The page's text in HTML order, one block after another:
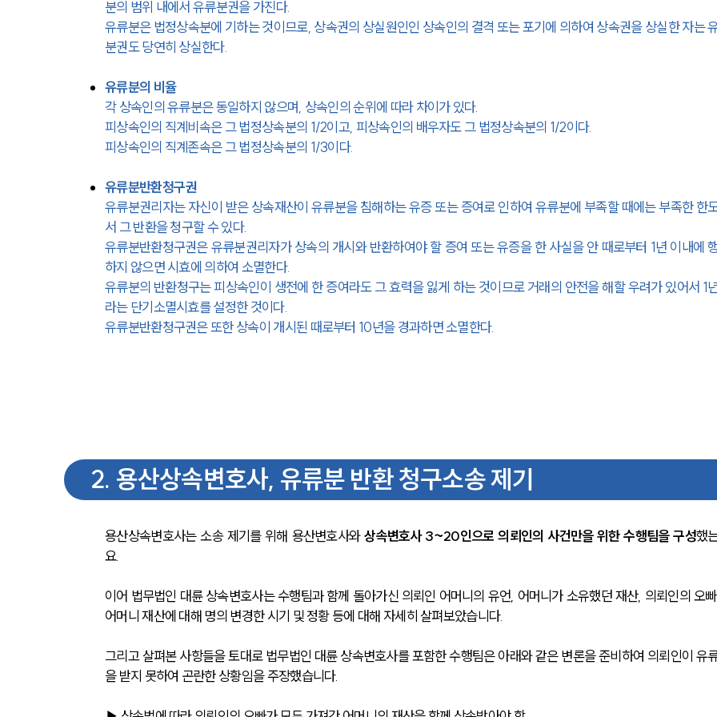
분의 범위 내에서 유류분권을 가진다.
유류분은 법정상속분에 기하는 것이므로, 상속권의 상실원인인 상속인의 결격 또는 포기에 의하여 상속권을 상실한 자는
분권도 당연히 상실한다.
유류분의 비율
각 상속인의 유류분은 동일하지 않으며, 상속인의 순위에 따라 차이가 있다.
피상속인의 직계비속은 그 법정상속분의 1/2이고, 피상속인의 배우자도 그 법정상속분의 1/2이다.
피상속인의 직계존속은 그 법정상속분의 1/3이다.
유류분반환청구권
유류분권리자는 자신이 받은 상속재산이 유류분을 침해하는 유증 또는 증여로 인하여 유류분에 부족할 때에는 부족한 한
서 그 반환을 청구할 수 있다.
유류분반환청구권은 유류분권리자가 상속의 개시와 반환하여야 할 증여 또는 유증을 한 사실을 안 때로부터 1년 이내에
하지 않으면 시효에 의하여 소멸한다.
유류분의 반환청구는 피상속인이 생전에 한 증여라도 그 효력을 잃게 하는 것이므로 거래의 안전을 해할 우려가 있어서 1
라는 단기소멸시효를 설정한 것이다.
유류분반환청구권은 또한 상속이 개시된 때로부터 10년을 경과하면 소멸한다.
2. 용산상속변호사, 유류분 반환 청구소송 제기
용산상속변호사는 소송 제기를 위해 용산변호사와 상속변호사 3~20인으로 의뢰인의 사건만을 위한 수행팀을 구성했
요.
이어 법무법인 대륜 상속변호사는 수행팀과 함께 돌아가신 의뢰인 어머니의 유언, 어머니가 소유했던 재산, 의뢰인의 오
어머니 재산에 대해 명의 변경한 시기 및 정황 등에 대해 자세히 살펴보았습니다.
그리고 살펴본 사항들을 토대로 법무법인 대륜 상속변호사를 포함한 수행팀은 아래와 같은 변론을 준비하여 의뢰인이 유
을 받지 못하여 곤란한 상황임을 주장했습니다.